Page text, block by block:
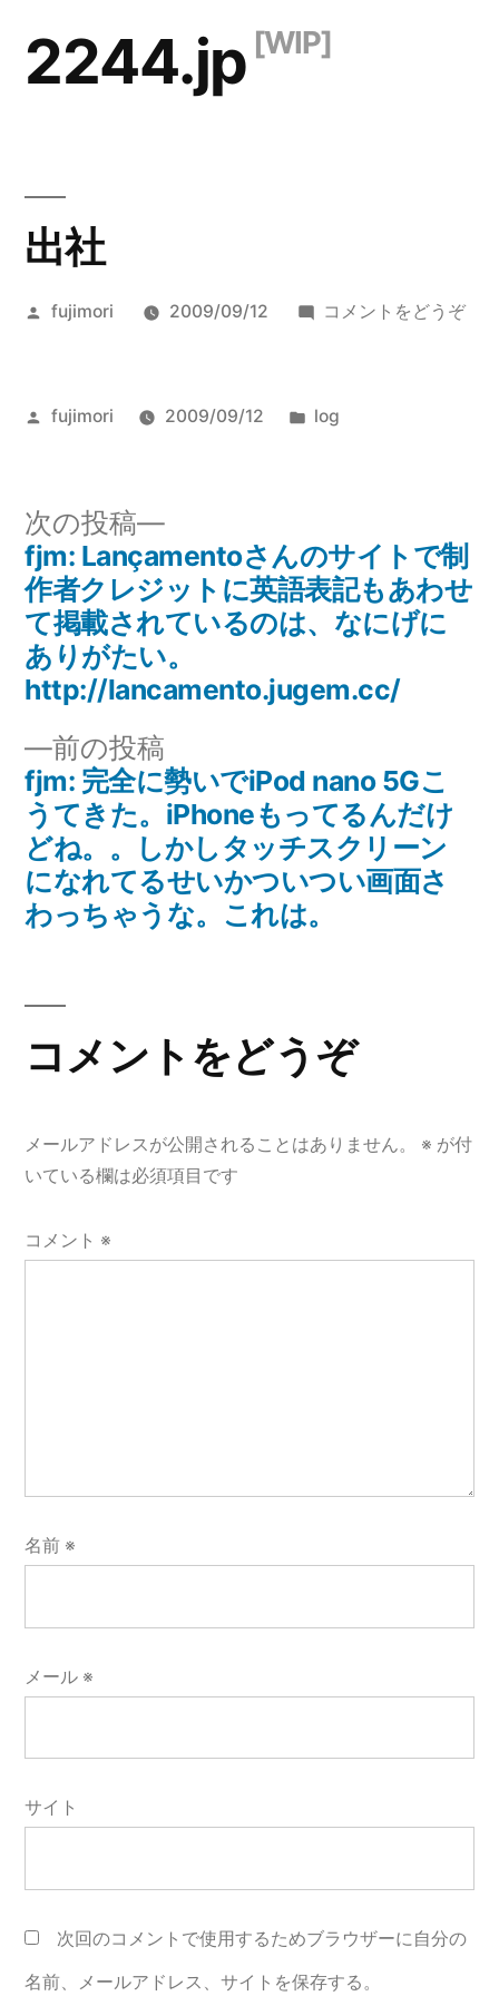
2244.jp
出社
投
fujimori 2009/09/12 コメントをどうぞ(出
投
fujimori 2009/09/12
カ
ー:
log
投
稿
ナ
ゲ
ー
シ
ョ
前の投稿
の
投
稿:
fjm: 完全に勢いでiPod nano 5Gこ
うてきた。iPhoneもってるんだけ
どね。。しかしタッチスクリーン
になれてるせいかついつい画面さ
わっちゃうな。これは。
次の投稿
次
の
投
稿:
fjm: Lançamentoさんのサイトで制
作者クレジットに英語表記もあわせ
て掲載されているのは、なにげに
ありがたい。
http://lancamento.jugem.cc/
コメントをどうぞ
メールアドレスが公開されることはありません。 ※ が付
いている欄は必須項目です
コメント ※
名前 ※
メール ※
サイト
次回のコメントで使用するためブラウザーに自分の
名前、メールアドレス、サイトを保存する。